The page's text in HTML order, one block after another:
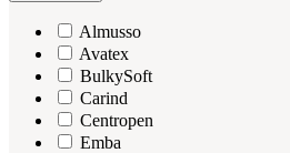
Almusso
Avatex
BulkySoft
Carind
Centropen
Emba